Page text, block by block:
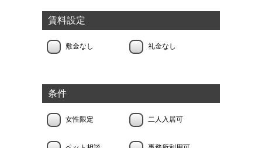
賃料設定
敷金なし 礼金なし
条件
女性限定 二人入居可